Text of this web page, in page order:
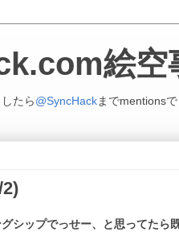
絵空
たら@SyncHackまでmentions
シップでっせー、と思ってたら